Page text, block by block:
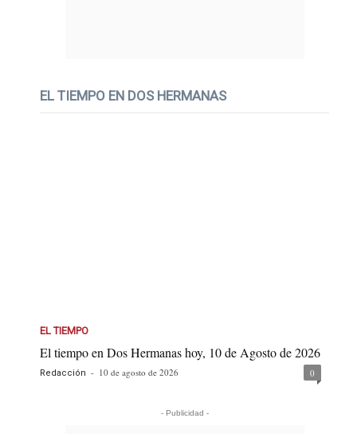
EL TIEMPO EN DOS HERMANAS
EL TIEMPO
El tiempo en Dos Hermanas hoy, 10 de Agosto de 2026
Redacción - 10 de agosto de 2026 0
- Publicidad -